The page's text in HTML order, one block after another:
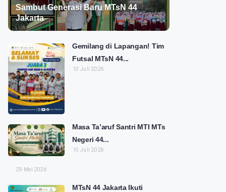
Sambut Generasi Baru MTsN 44
Jakarta
Gemilang di Lapangan! Tim
Futsal MTsN 44...
10 Juli 2026
Masa Ta’aruf Santri MTI MTs
Negeri 44...
10 Juli 2026
29 Mei 2026
MTsN 44 Jakarta Ikuti